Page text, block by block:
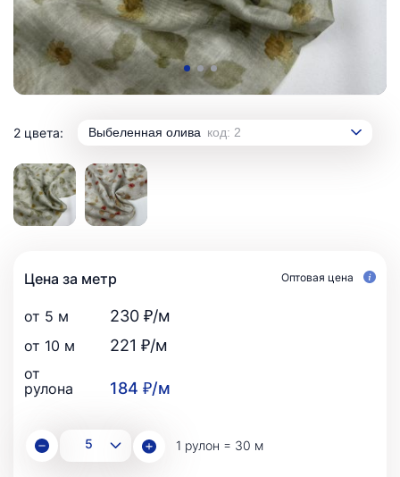
2 цвета: Выбеленная олива код: 2
Цена за метр Оптовая цена
от 5 м 230 ₽/м
от 10 м 221 ₽/м
от
рулона
184 ₽/м
1 рулон = 30 м